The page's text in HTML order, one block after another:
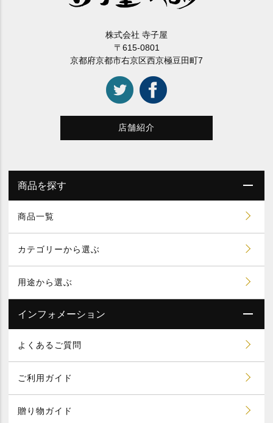
株式会社 寺子屋
〒615-0801
京都府京都市右京区西京極豆田町7
店舗紹介
商品を探す
商品一覧
カテゴリーから選ぶ
用途から選ぶ
インフォメーション
よくあるご質問
ご利用ガイド
贈り物ガイド